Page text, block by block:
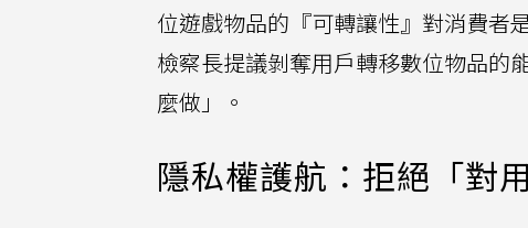
位遊戲物品的『可轉讓性』對消費者
檢察長提議剝奪用戶轉移數位物品的
麼做」。
隱私權護航：拒絕「對